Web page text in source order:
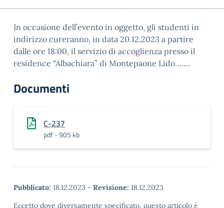
In occasione dell’evento in oggetto, gli studenti in
indirizzo cureranno, in data 20.12.2023 a partire
dalle ore 18:00, il servizio di accoglienza presso il
residence “Albachiara” di Montepaone Lido…….
Documenti
C-237
pdf - 905 kb
Pubblicato: 18.12.2023 - Revisione: 18.12.2023
Eccetto dove diversamente specificato, questo articolo è